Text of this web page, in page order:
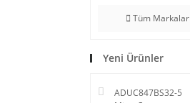
Tüm Markalar
Yeni Ürünler
ADUC847BS32-5